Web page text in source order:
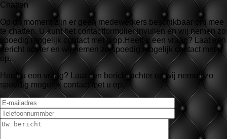
Chatten
Op dit moment zijn er geen medewerkers beschikbaar om mee
te chatten. U kunt het contactformulier invullen en wij nemen zo
spoedig mogelijk contact met u op.Heeft u een vraag? Laat een
bericht achter en wij nemen zo spoedig mogelijk contact met u
op.
Heeft u een vraag? Laat een bericht achter en wij nemen zo
spoedig mogelijk contact met u op.